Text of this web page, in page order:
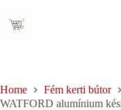
content
Home Fém kerti bútor
WATFORD alumínium